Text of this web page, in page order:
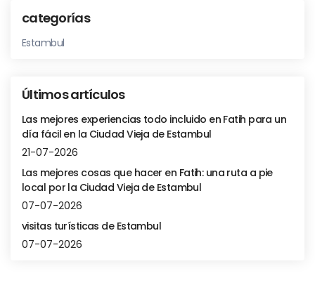
categorías
Estambul
Últimos artículos
Las mejores experiencias todo incluido en Fatih para un
día fácil en la Ciudad Vieja de Estambul
21-07-2026
Las mejores cosas que hacer en Fatih: una ruta a pie
local por la Ciudad Vieja de Estambul
07-07-2026
visitas turísticas de Estambul
07-07-2026